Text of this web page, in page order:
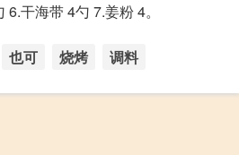
干海带 4勺 7.姜粉 4。
也可 烧烤 调料